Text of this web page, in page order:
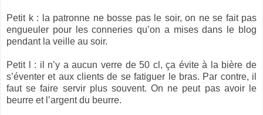
Petit k : la patronne ne bosse pas le soir, on ne se fait pas
engueuler pour les conneries qu’on a mises dans le blog
pendant la veille au soir.
Petit l : il n’y a aucun verre de 50 cl, ça évite à la bière de
s’éventer et aux clients de se fatiguer le bras. Par contre, il
faut se faire servir plus souvent. On ne peut pas avoir le
beurre et l’argent du beurre.